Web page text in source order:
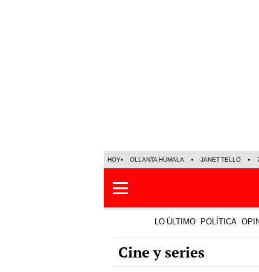
HOY OLLANTA HUMALA JANET TELLO
LO ÚLTIMO POLÍTICA
Cine y series